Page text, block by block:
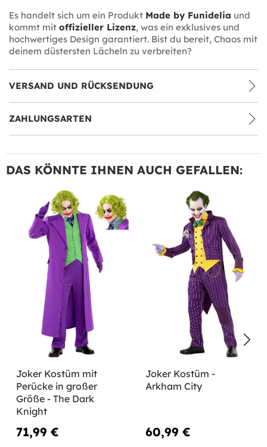
Es handelt sich um ein Produkt Made by Funidelia und
kommt mit offizieller Lizenz, was ein exklusives und
hochwertiges Design garantiert. Bist du bereit, Chaos mit
deinem düstersten Lächeln zu verbreiten?
VERSAND UND RÜCKSENDUNG
ZAHLUNGSARTEN
DAS KÖNNTE IHNEN AUCH GEFALLEN:
Joker Kostüm mit
Perücke in großer
Größe - The Dark
Knight
71,99 €
Joker Kostüm -
Arkham City
60,99 €